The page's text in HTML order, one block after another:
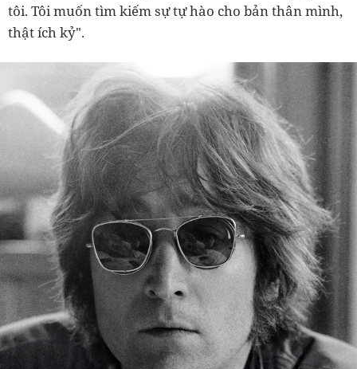
tôi. Tôi muốn tìm kiếm sự tự hào cho bản thân mình,
thật ích kỷ".